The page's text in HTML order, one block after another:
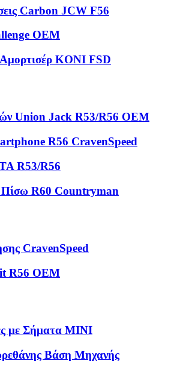
Carbon JCW F56
OEM
KONI FSD
Union Jack R53/R56 OEM
R56 CravenSpeed
R53/R56
R60 Countryman
CravenSpeed
R56 OEM
με Σήματα MINI
Βάση Μηχανής